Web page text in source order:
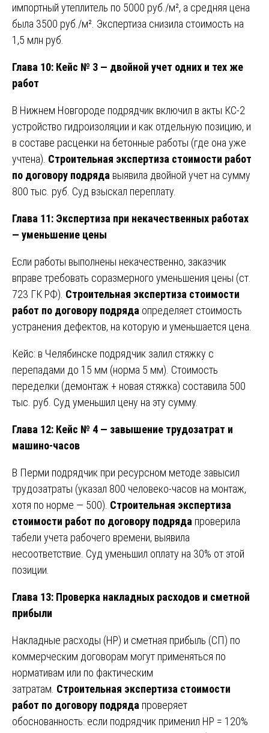
импортный утеплитель по 5000 руб./м², а средняя цена
была 3500 руб./м². Экспертиза снизила стоимость на
1,5 млн руб.
Глава 10: Кейс № 3 — двойной учет одних и тех же
работ
В Нижнем Новгороде подрядчик включил в акты КС-2
устройство гидроизоляции и как отдельную позицию, и
в составе расценки на бетонные работы (где она уже
учтена). Строительная экспертиза стоимости работ
по договору подряда выявила двойной учет на сумму
800 тыс. руб. Суд взыскал переплату.
Глава 11: Экспертиза при некачественных работах
— уменьшение цены
Если работы выполнены некачественно, заказчик
вправе требовать соразмерного уменьшения цены (ст.
723 ГК РФ). Строительная экспертиза стоимости
работ по договору подряда определяет стоимость
устранения дефектов, на которую и уменьшается цена.
Кейс: в Челябинске подрядчик залил стяжку с
перепадами до 15 мм (норма 5 мм). Стоимость
переделки (демонтаж + новая стяжка) составила 500
тыс. руб. Суд уменьшил цену на эту сумму.
Глава 12: Кейс № 4 — завышение трудозатрат и
машино-часов
В Перми подрядчик при ресурсном методе завысил
трудозатраты (указал 800 человеко-часов на монтаж,
хотя по норме — 500). Строительная экспертиза
стоимости работ по договору подряда проверила
табели учета рабочего времени, выявила
несоответствие. Суд уменьшил оплату на 30% от этой
позиции.
Глава 13: Проверка накладных расходов и сметной
прибыли
Накладные расходы (НР) и сметная прибыль (СП) по
коммерческим договорам могут применяться по
нормативам или по фактическим
затратам. Строительная экспертиза стоимости
работ по договору подряда проверяет
обоснованность: если подрядчик применил НР = 120%